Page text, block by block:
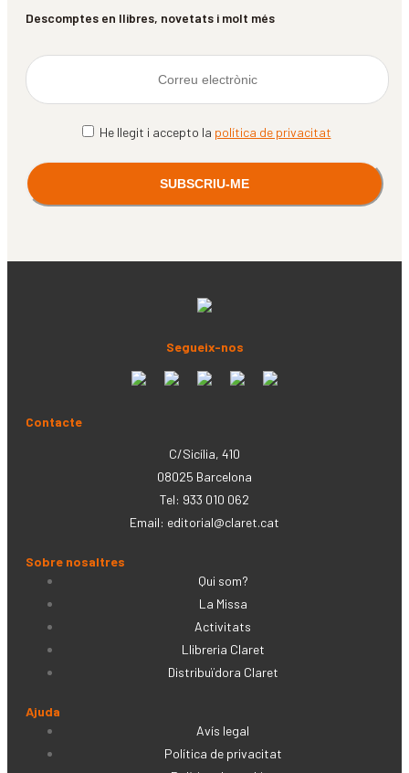
Descomptes en llibres, novetats i molt més
He llegit i accepto la política de privacitat
Segueix-nos
Contacte
C/Sicília, 410
08025 Barcelona
Tel: 933 010 062
Email: editorial@claret.cat
Sobre nosaltres
Qui som?
La Missa
Activitats
Llibreria Claret
Distribuïdora Claret
Ajuda
Avís legal
Política de privacitat